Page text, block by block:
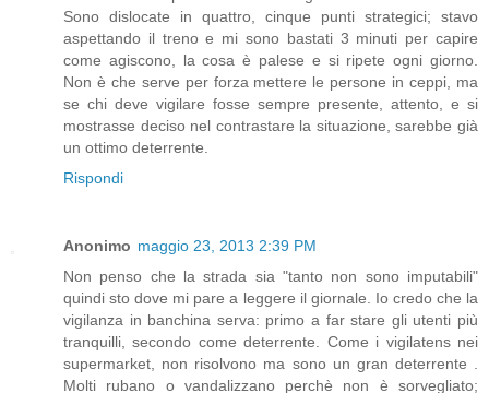
Sono dislocate in quattro, cinque punti strategici; stavo
aspettando il treno e mi sono bastati 3 minuti per capire
come agiscono, la cosa è palese e si ripete ogni giorno.
Non è che serve per forza mettere le persone in ceppi, ma
se chi deve vigilare fosse sempre presente, attento, e si
mostrasse deciso nel contrastare la situazione, sarebbe già
un ottimo deterrente.
Rispondi
Anonimo maggio 23, 2013 2:39 PM
Non penso che la strada sia "tanto non sono imputabili"
quindi sto dove mi pare a leggere il giornale. Io credo che la
vigilanza in banchina serva: primo a far stare gli utenti più
tranquilli, secondo come deterrente. Come i vigilatens nei
supermarket, non risolvono ma sono un gran deterrente .
Molti rubano o vandalizzano perchè non è sorvegliato;